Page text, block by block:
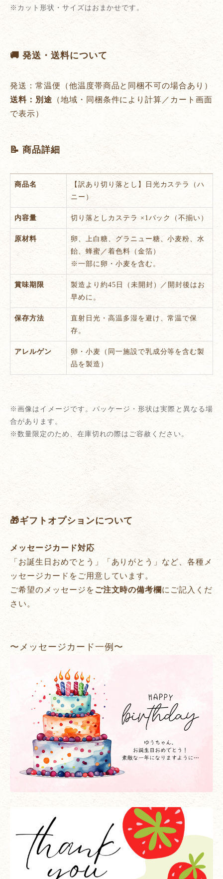
※カット形状・サイズはおまかせです。
🚚 発送・送料について
発送：常温便（他温度帯商品と同梱不可の場合あり）
送料：別途 （地域・同梱条件により計算／カート画面
で表示）
📝 商品詳細
商品名
【訳あり切り落とし】日光カステラ（ハ
ニー）
内容量 切り落としカステラ ×1パック（不揃い）
原材料
卵、上白糖、グラニュー糖、小麦粉、水
飴、蜂蜜／着色料（金箔）
※一部に卵・小麦を含む。
賞味期限
製造より約45日（未開封）／開封後はお
早めに。
保存方法
直射日光・高温多湿を避け、常温で保
存。
アレルゲン
卵・小麦（同一施設で乳成分等を含む製
品を製造）
※画像はイメージです。パッケージ・形状は実際と異なる場
合があります。
※数量限定のため、在庫切れの際はご容赦ください。
🎁ギフトオプションについて
メッセージカード対応
「お誕生日おめでとう」「ありがとう」など、各種メ
ッセージカードをご用意しています。
ご希望のメッセージをご注文時の備考欄にご記入くだ
さい。
〜メッセージカード一例〜